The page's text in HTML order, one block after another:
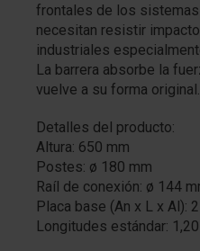
frontales de los
necesitan resistir
industriales
La barrera absorbe la
vuelve a su forma original.
Detalles del producto:
Altura: 650 mm
Postes: ø 180 mm
Raíl de conexión: ø 144
Placa base (An x L x Al):
Longitudes estándar: